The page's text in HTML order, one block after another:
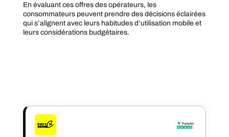
En évaluant ces offres des opérateurs, les
consommateurs peuvent prendre des décisions éclairées
qui s’alignent avec leurs habitudes d’utilisation mobile et
leurs considérations budgétaires.